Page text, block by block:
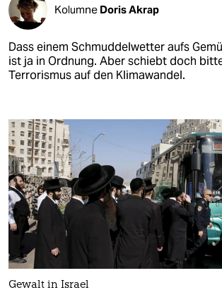
Kolumne Doris Akrap
Dass einem Schmuddelwetter aufs
ist ja in Ordnung. Aber schiebt doch
Terrorismus auf den Klimawandel.
Gewalt in Israel